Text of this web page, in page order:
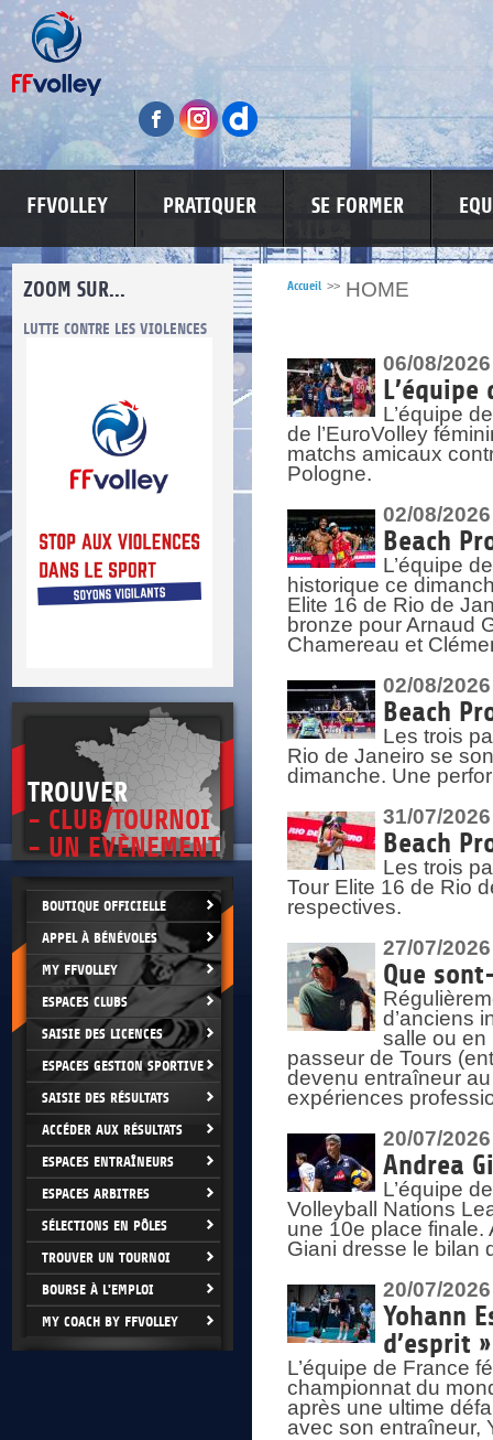
FFVOLLEY PRATIQUER SE FORMER
ZOOM SUR...
LUTTE CONTRE LES VIOLENCES MA PETITE SPONSO
>
TROUVER
- CLUB/TOURNOI
- UN EVÈNEMENT
BOUTIQUE OFFICIELLE
APPEL À BÉNÉVOLES
MY FFVOLLEY
ESPACES CLUBS
SAISIE DES LICENCES
ESPACES GESTION SPORTIVE
SAISIE DES RÉSULTATS
ACCÉDER AUX RÉSULTATS
ESPACES ENTRAÎNEURS
ESPACES ARBITRES
SÉLECTIONS EN PÔLES
TROUVER UN TOURNOI
BOURSE À L'EMPLOI
MY COACH BY FFVOLLEY
Accueil >> HOME
06/08/2026
L’équipe
L’équipe
de l’EuroVolley
matchs amicaux
Pologne.
02/08/2026
Beach
L’équipe
historique ce
Elite 16 de Rio de
bronze pour Arnaud
Chamereau et
02/08/2026
Beach
Les trois
Rio de Janeiro se
dimanche. Une
31/07/2026
Beach
Les trois
Tour Elite 16 de Rio
respectives.
27/07/2026
Que
d’anciens
salle ou en
passeur de Tours
devenu entraîneur
expériences
20/07/2026
Andrea
L’équipe
Volleyball Nations
une 10e place finale.
Giani dresse le bilan
20/07/2026
Yohann
d’esprit »
L’équipe de France
championnat du
après une ultime
avec son entraîneur,